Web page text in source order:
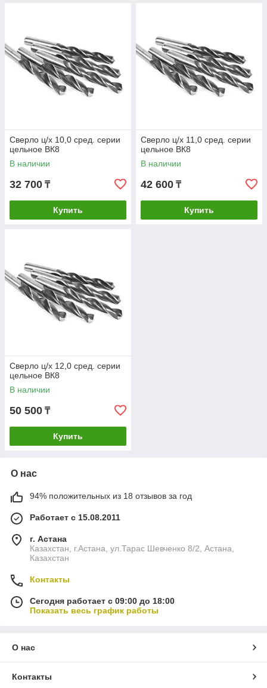
Сверло ц/х 10,0 сред. серии
цельное ВК8
В наличии
32 700 ₸
Купить
Сверло ц/х 11,0 сред. серии
цельное ВК8
В наличии
42 600 ₸
Купить
Сверло ц/х 12,0 сред. серии
цельное ВК8
В наличии
50 500 ₸
Купить
О нас
94% положительных из 18 отзывов за год
Работает с 15.08.2011
г. Астана
Казахстан, г.Астана, ул.Тарас Шевченко 8/2, Астана,
Казахстан
Контакты
Сегодня работает с 09:00 до 18:00
Показать весь график работы
О нас
Контакты